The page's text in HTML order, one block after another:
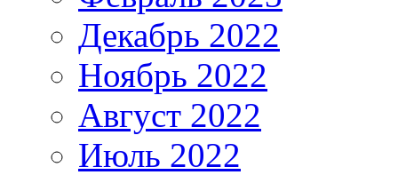
Декабрь 2022
Ноябрь 2022
Август 2022
Июль 2022